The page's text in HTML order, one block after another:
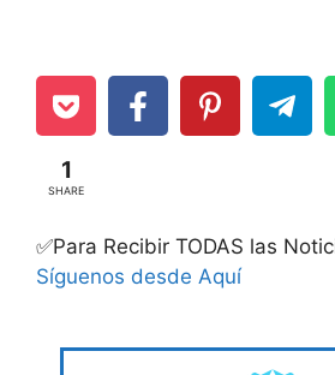
1
SHARE
✅Para Recibir TODAS las
Síguenos desde Aquí